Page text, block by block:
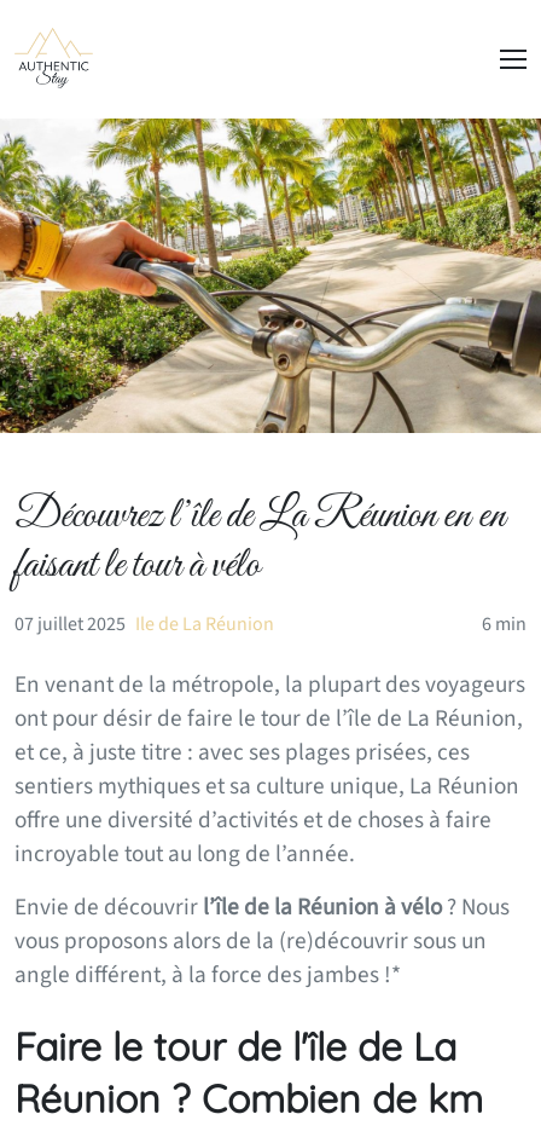
Découvrez l’île de La Réunion en en
faisant le tour à vélo
07 juillet 2025 Ile de La Réunion 6 min
En venant de la métropole, la plupart des voyageurs
ont pour désir de faire le tour de l’île de La Réunion,
et ce, à juste titre : avec ses plages prisées, ces
sentiers mythiques et sa culture unique, La Réunion
offre une diversité d’activités et de choses à faire
incroyable tout au long de l’année.
Envie de découvrirl’île de la Réunion à vélo? Nous
vous proposons alors de la (re)découvrir sous un
angle différent, à la force des jambes !*
Faire le tour de l'île de La
Réunion ? Combien de km